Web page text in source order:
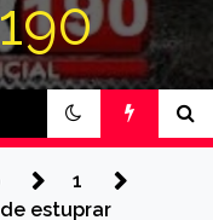
1
estuprar